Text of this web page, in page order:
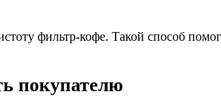
фильтр-кофе. Такой способ
покупателю